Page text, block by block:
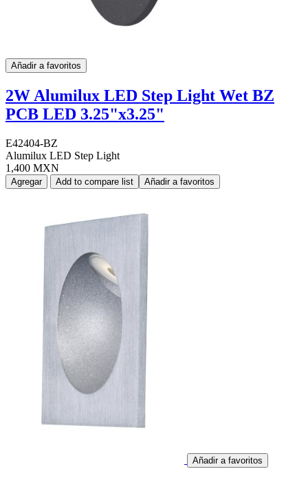
Añadir a favoritos
2W Alumilux LED Step Light Wet BZ
PCB LED 3.25"x3.25"
E42404-BZ
Alumilux LED Step Light
1,400 MXN
Agregar Add to compare list Añadir a favoritos
Añadir a favoritos